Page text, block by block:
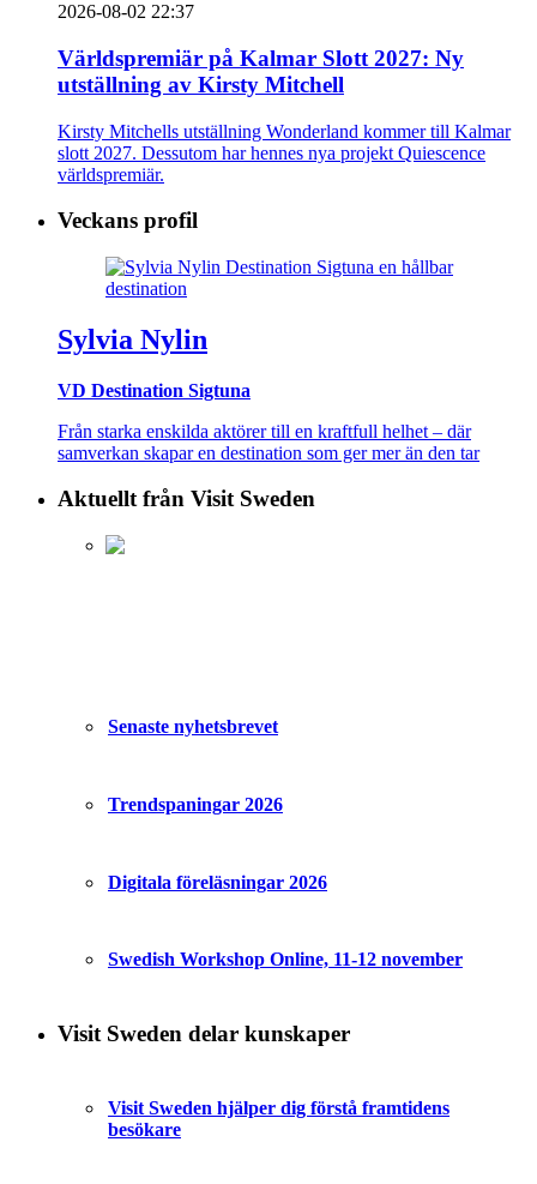
2026-08-02 22:37
Världspremiär på Kalmar Slott 2027: Ny
utställning av Kirsty Mitchell
Kirsty Mitchells utställning Wonderland kommer till Kalmar
slott 2027. Dessutom har hennes nya projekt Quiescence
världspremiär.
Veckans profil
Sylvia Nylin
VD Destination Sigtuna
Från starka enskilda aktörer till en kraftfull helhet – där
samverkan skapar en destination som ger mer än den tar
Aktuellt från Visit Sweden
Senaste nyhetsbrevet
Trendspaningar 2026
Digitala föreläsningar 2026
Swedish Workshop Online, 11-12 november
Visit Sweden delar kunskaper
Visit Sweden hjälper dig förstå framtidens
besökare